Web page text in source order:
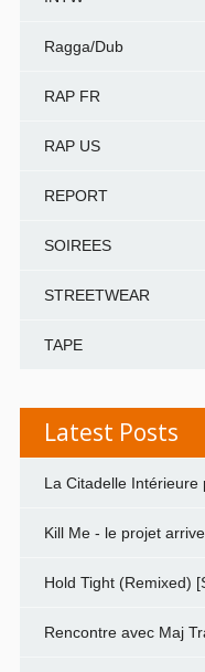
Ragga/Dub
RAP FR
RAP US
REPORT
SOIREES
STREETWEAR
TAPE
Latest Posts
La Citadelle Intérieure
Kill Me - le projet
Hold Tight (Remixed)
Rencontre avec Maj